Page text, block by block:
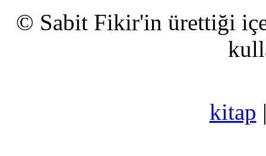
© Sabit Fikir'in ürettiği
kitap